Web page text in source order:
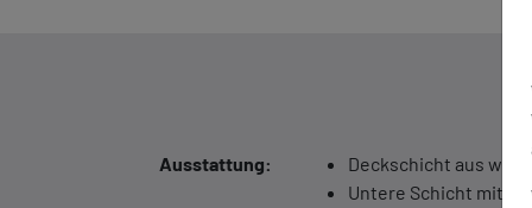
Ausstattung:
Deckschicht aus
Untere Schicht mit